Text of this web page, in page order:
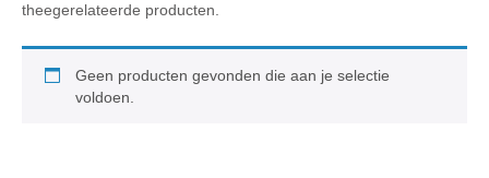
theegerelateerde producten.
Geen producten gevonden die aan je selectie
voldoen.